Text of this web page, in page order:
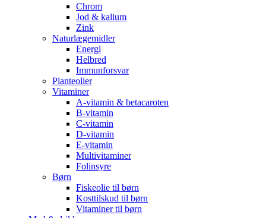
Chrom
Jod & kalium
Zink
Naturlægemidler
Energi
Helbred
Immunforsvar
Planteolier
Vitaminer
A-vitamin & betacaroten
B-vitamin
C-vitamin
D-vitamin
E-vitamin
Multivitaminer
Folinsyre
Børn
Fiskeolie til børn
Kosttilskud til børn
Vitaminer til børn